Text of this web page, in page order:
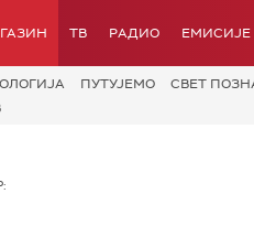
ТВ РАДИО ЕМИСИЈЕ
ПУТУЈЕМО СВЕТ